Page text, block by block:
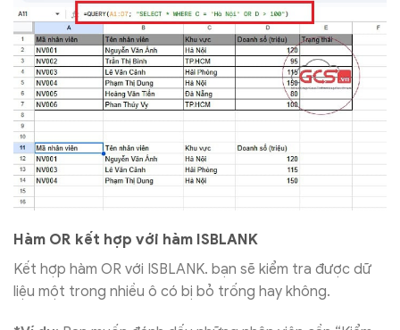
Hàm OR kết hợp với hàm ISBLANK
Kết hợp hàm OR với ISBLANK. bạn sẽ kiểm tra được dữ
liệu một trong nhiều ô có bị bỏ trống hay không.